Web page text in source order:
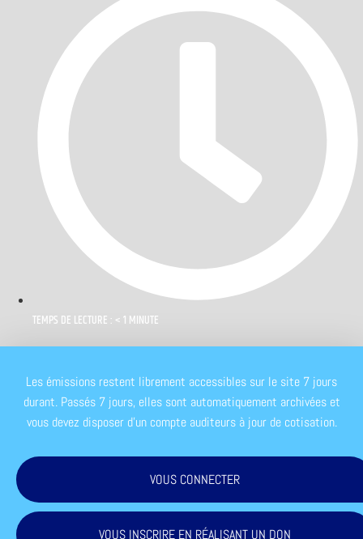
TEMPS DE LECTURE : < 1 MINUTE
Les émissions restent librement accessibles sur le site 7 jours
durant. Passés 7 jours, elles sont automatiquement archivées et
vous devez disposer d'un compte auditeurs à jour de cotisation.
VOUS CONNECTER
VOUS INSCRIRE EN RÉALISANT UN DON